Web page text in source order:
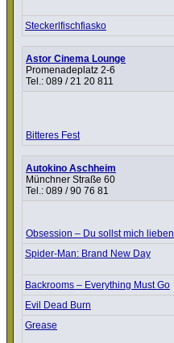
Steckerl­fisch­fi­asko
Astor Cinema Lounge
Promenadeplatz 2-6
Tel.: 089 / 21 20 811
Bitteres Fest
Autokino Aschheim
Münchner Straße 60
Tel.: 089 / 90 76 81
Obsession – Du sollst mich lieben
Spider-Man: Brand New Day
Backrooms – Ever­y­thing Must Go
Evil Dead Burn
Grease